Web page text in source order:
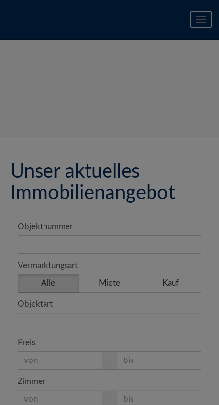
Unser aktuelles
Immobilienangebot
Objektnummer
Vermarktungsart
Alle Miete Kauf
Objektart
Preis
-
Zimmer
-